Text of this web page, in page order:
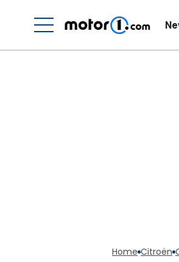
Home Citroën